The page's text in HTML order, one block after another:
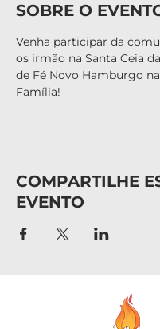
SOBRE O
Venha participar da
os irmão na Santa Ceia
de Fé Novo Hamburgo
Família!
COMPARTILHE
EVENTO